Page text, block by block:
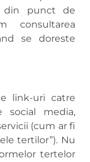
din punct de
consultarea
se doreste
link-uri catre
social media,
(cum ar fi
tertilor”). Nu
tertelor